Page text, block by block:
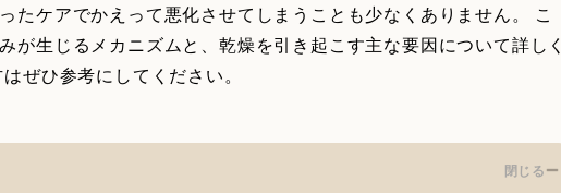
たケアでかえって悪化させてしまうことも少なくありません。 こ
が生じるメカニズムと、乾燥を引き起こす主な要因について詳しく
ぜひ参考にしてください。
閉じる